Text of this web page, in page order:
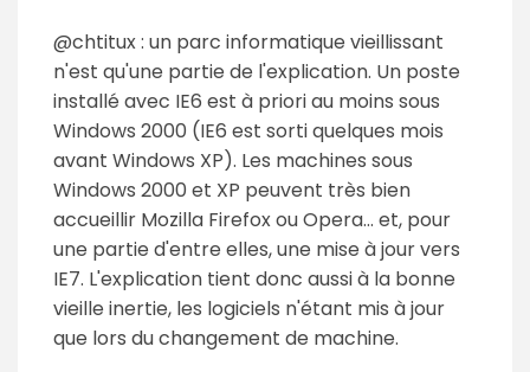
@chtitux : un parc informatique vieillissant
n'est qu'une partie de l'explication. Un poste
installé avec IE6 est à priori au moins sous
Windows 2000 (IE6 est sorti quelques mois
avant Windows XP). Les machines sous
Windows 2000 et XP peuvent très bien
accueillir Mozilla Firefox ou Opera… et, pour
une partie d'entre elles, une mise à jour vers
IE7. L'explication tient donc aussi à la bonne
vieille inertie, les logiciels n'étant mis à jour
que lors du changement de machine.